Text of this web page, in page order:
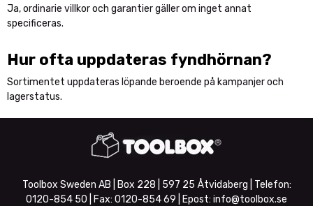
Ja, ordinarie villkor och garantier gäller om inget annat
specificeras.
Hur ofta uppdateras fyndhörnan?
Sortimentet uppdateras löpande beroende på kampanjer och
lagerstatus.
Toolbox Sweden AB | Box 228 | 597 25 Åtvidaberg | Telefon:
0120-854 50 | Fax: 0120-854 69 | Epost: info@toolbox.se